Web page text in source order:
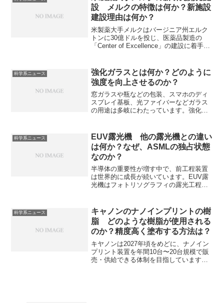
設 メルクの特徴は何か？新施設
建設理由は何か？
米製薬大手メルクはバージニア州エルク
トンに30億ドルを投じ、医薬品製造の
「Center of Excellence」の建設に着手し
す。
科学系ニュース
強化ガラスとは何か？どのように
強度を向上させるのか？
窓ガラスや瓶などの包装、スマホのディ
スプレイ基板、光ファイバーなどガラス
の用途は多岐にわたっています。強化ガ
安全性を向上させたガラスです。熱で強
度が増す理由や割れたときに粒状になる
理由を知ることができます。
科学系ニュース
EUV露光機 他の露光機との違い
は何か？なぜ、ASMLの独占状態
なのか？
半導体の重要性が増す中で、前工程装置
は世界的に成長が続いています。EUV露
光機はフォトリソグラフィの露光工程に
端半導体に欠かすことができません。従
来の装置とEUV装置の違い、唯一のメー
カーであるASMLが独占できている理由
を知ることができます。
科学系ニュース
キャノンのナノインプリントの樹
脂 どのような樹脂が使用される
のか？精度高く塗布する方法は？
キヤノンは2027年頃をめどに、ナノイン
プリント装置を年間10台〜20台規模で販
売・供給できる体制を目指しています。